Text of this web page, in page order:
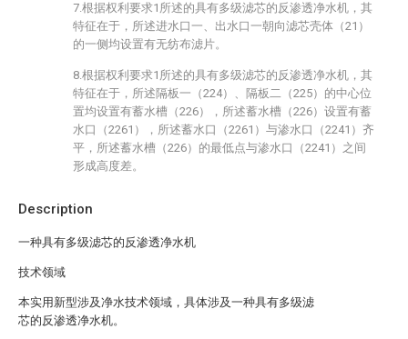
Description
一种具有多级滤芯的反渗透净水机
技术领域
本实用新型涉及净水技术领域，具体涉及一种具有多级滤
芯的反渗透净水机。
7.根据权利要求1所述的具有多级滤芯的反渗透净水机，其
特征在于，所述进水口一、出水口一朝向滤芯壳体（21）
的一侧均设置有无纺布滤片。
8.根据权利要求1所述的具有多级滤芯的反渗透净水机，其
特征在于，所述隔板一（224）、隔板二（225）的中心位
置均设置有蓄水槽（226），所述蓄水槽（226）设置有蓄
水口（2261），所述蓄水口（2261）与渗水口（2241）齐
平，所述蓄水槽（226）的最低点与渗水口（2241）之间
形成高度差。